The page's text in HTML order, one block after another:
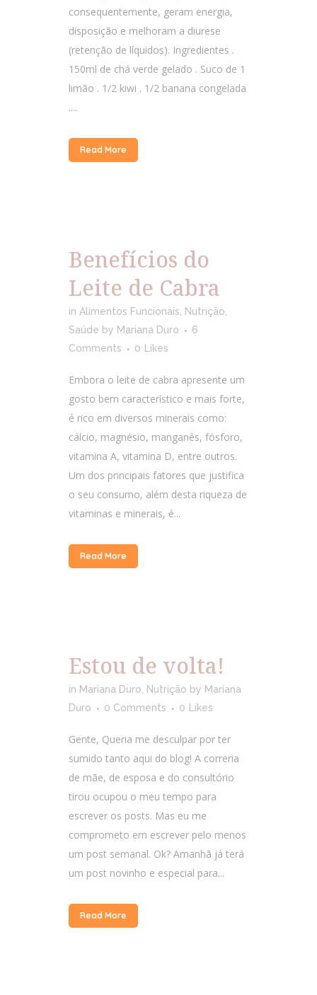
consequentemente, geram energia,
disposição e melhoram a diurese
(retenção de líquidos). Ingredientes .
150ml de chá verde gelado . Suco de 1
limão . 1/2 kiwi . 1/2 banana congelada
....
Read More
Benefícios do
Leite de Cabra
in Alimentos Funcionais Nutrição
Saúde by Mariana Duro
6
Comments
0 Likes
Embora o leite de cabra apresente um
gosto bem característico e mais forte,
é rico em diversos minerais como:
cálcio, magnésio, manganês, fósforo,
vitamina A, vitamina D, entre outros.
Um dos principais fatores que justifica
o seu consumo, além desta riqueza de
vitaminas e minerais, é...
Read More
Estou de volta!
in Mariana Duro Nutrição by Mariana
Duro
0 Comments 0 Likes
Gente, Queria me desculpar por ter
sumido tanto aqui do blog! A correria
de mãe, de esposa e do consultório
tirou ocupou o meu tempo para
escrever os posts. Mas eu me
comprometo em escrever pelo menos
um post semanal. Ok? Amanhã já terá
um post novinho e especial para...
Read More